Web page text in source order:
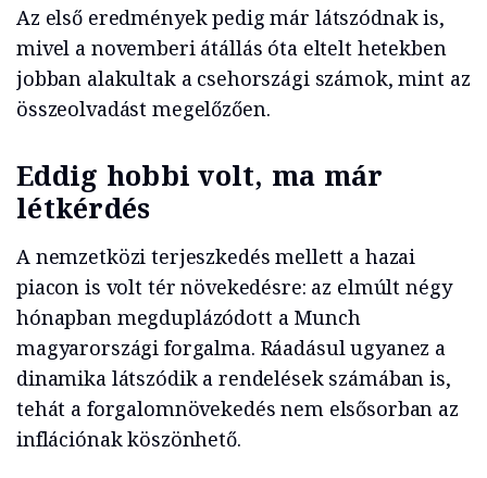
Az első eredmények pedig már látszódnak is,
mivel a novemberi átállás óta eltelt hetekben
jobban alakultak a csehországi számok, mint az
összeolvadást megelőzően.
Eddig hobbi volt, ma már
létkérdés
A nemzetközi terjeszkedés mellett a hazai
piacon is volt tér növekedésre: az elmúlt négy
hónapban megduplázódott a Munch
magyarországi forgalma. Ráadásul ugyanez a
dinamika látszódik a rendelések számában is,
tehát a forgalomnövekedés nem elsősorban az
inflációnak köszönhető.